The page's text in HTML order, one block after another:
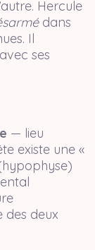
Hercule
dans
Il
ses
— lieu
existe une «
deux